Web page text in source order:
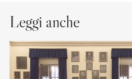
Leggi anche